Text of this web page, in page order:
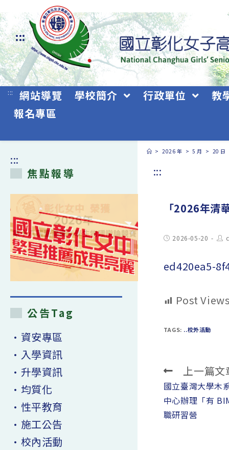
轉
至
主
要
:::
::: 網站導覽 學校簡介 行政單位
教
報名專區
> 2026 年 > 5 月 > 20 日
:::
「2026年清
Post2026-05-20
ed420ea5-
Post
TAGS: ..校外活動
Read
more
articles
上一篇文
國立臺灣大學木
中心辦理「有
職研習營
:::
焦點報導
公告Tag
•資安專區
•入學資訊
•升學資訊
•均質化
•性平教育
•施工公告
•校內活動